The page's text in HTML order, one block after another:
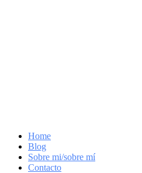
Home
Blog
Sobre mi/sobre mí
Contacto